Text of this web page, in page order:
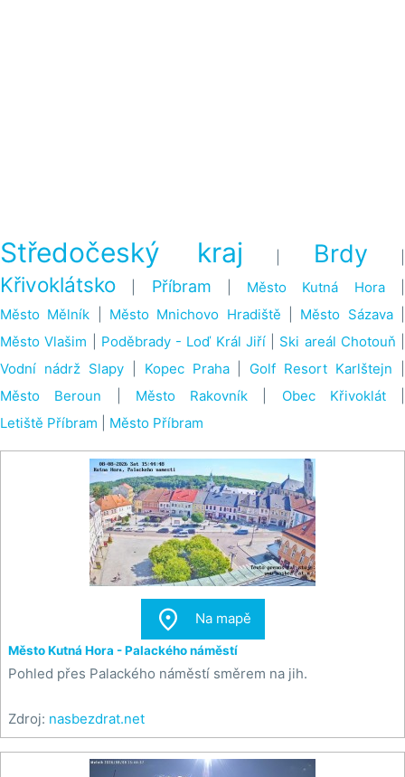
Středočeský kraj Brdy
Křivoklátsko Příbram Město Kutná Hora|
Město Mělník
Město Mnichovo Hradiště Město Sázava|
Město Vlašim
Poděbrady - Loď Král Jiří| Ski areál Chotouň
Vodní nádrž Slapy| Kopec Praha| Golf Resort Karlštejn
Město Beroun
Město Rakovník Obec Křivoklát|
Letiště Příbram
Město Příbram
 Na mapě
Město Kutná Hora - Palackého náměstí
Pohled přes Palackého náměstí směrem na jih.
Zdroj: nasbezdrat.net